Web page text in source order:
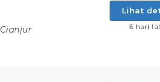
Cianjur
Lihat
6 hari